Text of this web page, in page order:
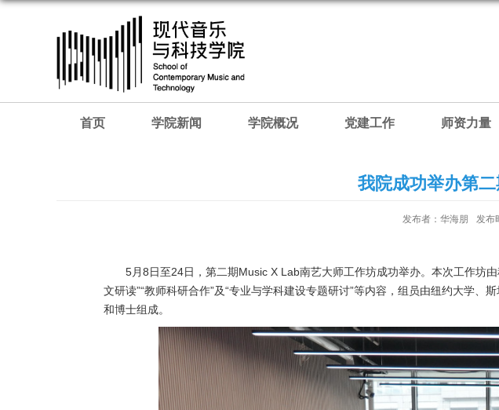
首页 学院新闻 学院概况 党建工作 师资力量
我院成功举办第
发布者：华海朋 发布
5月8日至24日，第二期Music X Lab南艺大师工作坊成功举办。本次工作坊
文研读”“教师科研合作”及“专业与学科建设专题研讨”等内容，组员由纽约大学
和博士组成。